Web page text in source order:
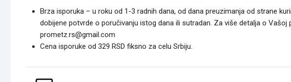
Brza isporuka – u roku od 1-3 radnih dana, od dana preuzimanja od strane
dobijene potvrde o poručivanju istog dana ili sutradan. Za više detalja o Vašoj
prometz.rs@gmail.com
Cena isporuke od 329 RSD fiksno za celu Srbiju.